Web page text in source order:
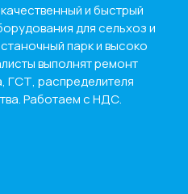
и быстрый
для сельхоз и
парк и высоко
выполнят ремонт
ГСТ, распределителя
Работаем с НДС.